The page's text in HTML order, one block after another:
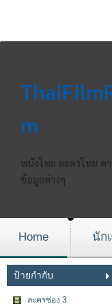
m
หนังไทย ละครไทย ด
ข้อมูลต่างๆ
Home นัก
ป้ายกำกับ
ละครช่อง 3